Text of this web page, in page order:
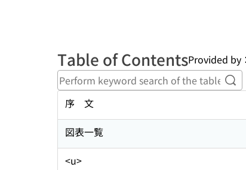
Table of ContentsProvided by
序 文
図表一覧
<u>